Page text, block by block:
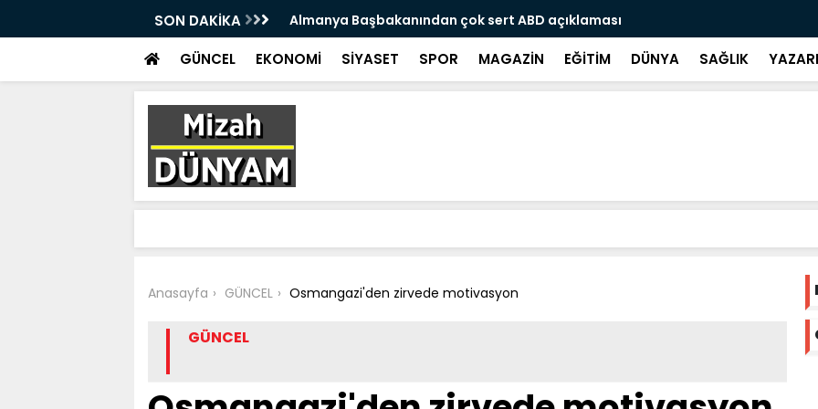
SON DAKİKA
sert ABD açıklaması
Almanya'da eşini öldüren Gurbetçi vatandaş Alman polisine teslim
oldu
GÜNCEL EKONOMİ SİYASET SPOR MAGAZİN EĞİTİM DÜNYA SAĞLIK
Anasayfa GÜNCEL Osmangazi'den zirvede motivasyon
GÜNCEL